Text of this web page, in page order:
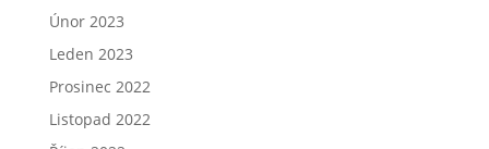
Únor 2023
Leden 2023
Prosinec 2022
Listopad 2022